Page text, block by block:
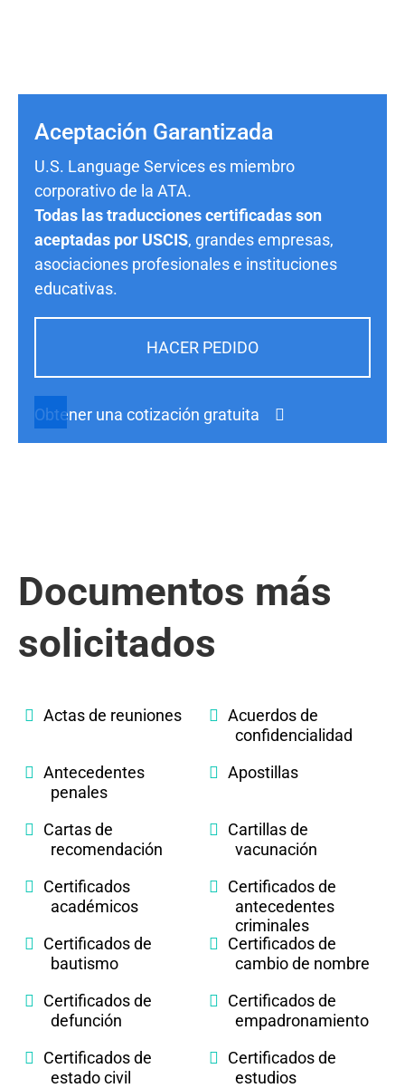
Aceptación Garantizada
U.S. Language Services es miembro
corporativo de la ATA.
Todas las traducciones certificadas son
aceptadas por USCIS, grandes empresas,
asociaciones profesionales e instituciones
educativas.
HACER PEDIDO
Obtener una cotización gratuita
Documentos más
solicitados
Actas de reuniones
Acuerdos de
confidencialidad
Antecedentes
penales
Apostillas
Cartas de
recomendación
Cartillas de
vacunación
Certificados
académicos
Certificados de
antecedentes
criminales
Certificados de
bautismo
Certificados de
cambio de nombre
Certificados de
defunción
Certificados de
empadronamiento
Certificados de
estado civil
Certificados de
estudios